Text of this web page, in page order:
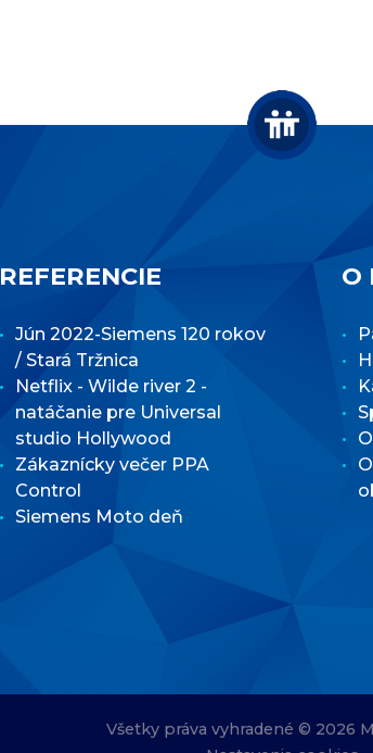
REFERENCIE
Jún 2022-Siemens 120 rokov
/ Stará Tržnica
Netflix - Wilde river 2 -
natáčanie pre Universal
studio Hollywood
Zákaznícky večer PPA
Control
Siemens Moto deň
O
Všetky práva vyhradené © 2026